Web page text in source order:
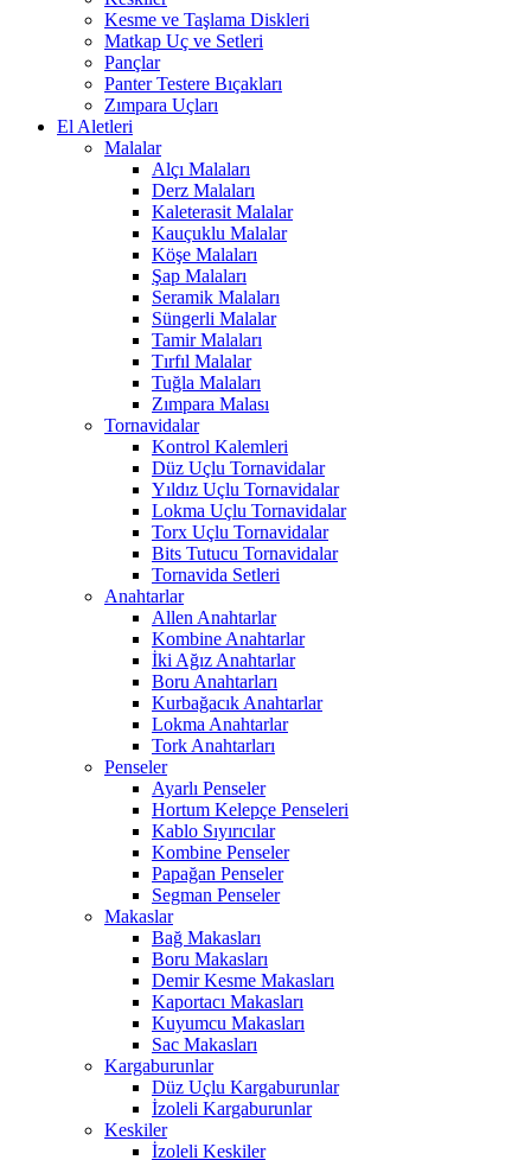
Kesme ve Taşlama Diskleri
Matkap Uç ve Setleri
Pançlar
Panter Testere Bıçakları
Zımpara Uçları
El Aletleri
Malalar
Alçı Malaları
Derz Malaları
Kaleterasit Malalar
Kauçuklu Malalar
Köşe Malaları
Şap Malaları
Seramik Malaları
Süngerli Malalar
Tamir Malaları
Tırfıl Malalar
Tuğla Malaları
Zımpara Malası
Tornavidalar
Kontrol Kalemleri
Düz Uçlu Tornavidalar
Yıldız Uçlu Tornavidalar
Lokma Uçlu Tornavidalar
Torx Uçlu Tornavidalar
Bits Tutucu Tornavidalar
Tornavida Setleri
Anahtarlar
Allen Anahtarlar
Kombine Anahtarlar
İki Ağız Anahtarlar
Boru Anahtarları
Kurbağacık Anahtarlar
Lokma Anahtarlar
Tork Anahtarları
Penseler
Ayarlı Penseler
Hortum Kelepçe Penseleri
Kablo Sıyırıcılar
Kombine Penseler
Papağan Penseler
Segman Penseler
Makaslar
Bağ Makasları
Boru Makasları
Demir Kesme Makasları
Kaportacı Makasları
Kuyumcu Makasları
Sac Makasları
Kargaburunlar
Düz Uçlu Kargaburunlar
İzoleli Kargaburunlar
Keskiler
İzoleli Keskiler